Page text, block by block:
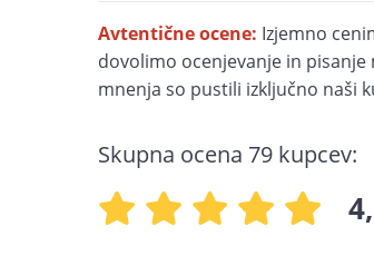
Avtentične ocene: Izjemno
dovolimo ocenjevanje in pisanje
mnenja so pustili izključno naši
Skupna ocena 79 kupcev: